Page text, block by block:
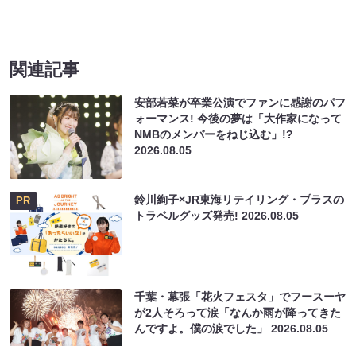
関連記事
安部若菜が卒業公演でファンに感謝のパフ
ォーマンス! 今後の夢は「大作家になって
NMBのメンバーをねじ込む」!?
2026.08.05
PR
鈴川絢子×JR東海リテイリング・プラスの
トラベルグッズ発売!2026.08.05
千葉・幕張「花火フェスタ」でフースーヤ
が2人そろって涙「なんか雨が降ってきた
んですよ。僕の涙でした」2026.08.05